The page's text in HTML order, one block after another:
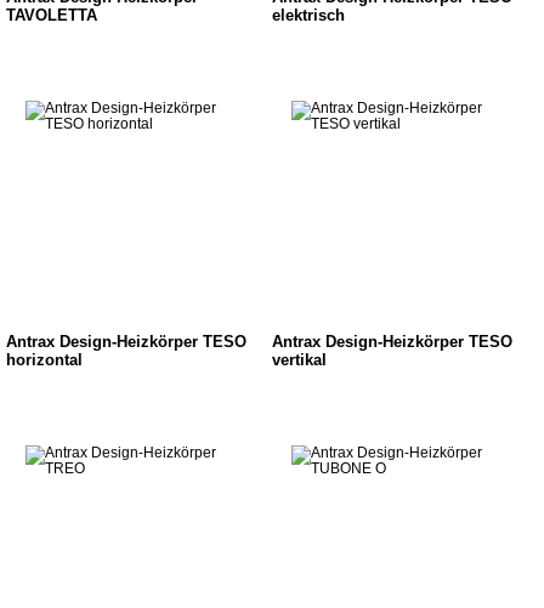
TAVOLETTA
elektrisch
Antrax Design-Heizkörper TESO
horizontal
Antrax Design-Heizkörper TESO
vertikal